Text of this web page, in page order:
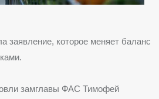
заявление, которое меняет баланс
замглавы ФАС Тимофей